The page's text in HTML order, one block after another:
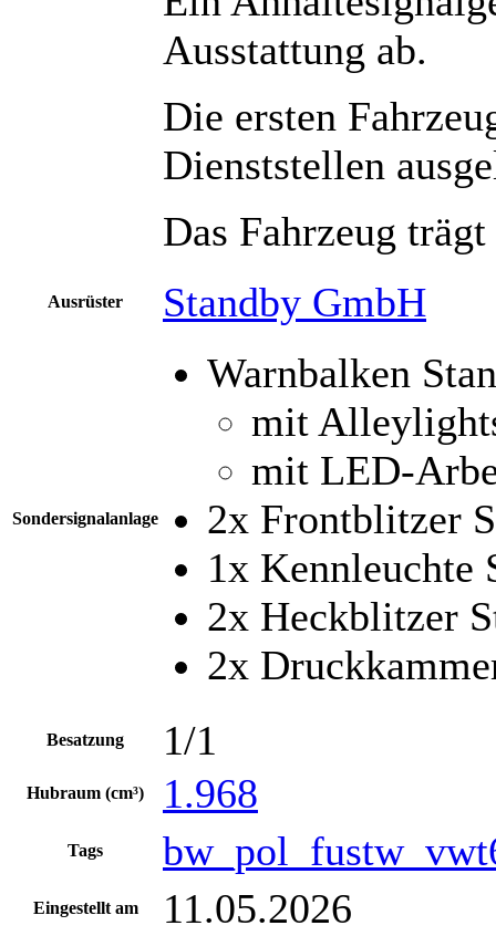
Ausstattung ab.
Die ersten
Dienststellen
Das Fahrzeug
Ausrüster Standby GmbH
Sondersignalanlage
Warnbalken
mit
mit LED-
2x Frontblitzer
1x Kennleuchte
2x Heckblitzer
2x
Besatzung 1/1
Hubraum (cm³) 1.968
Tags
Eingestellt am 11.05.2026